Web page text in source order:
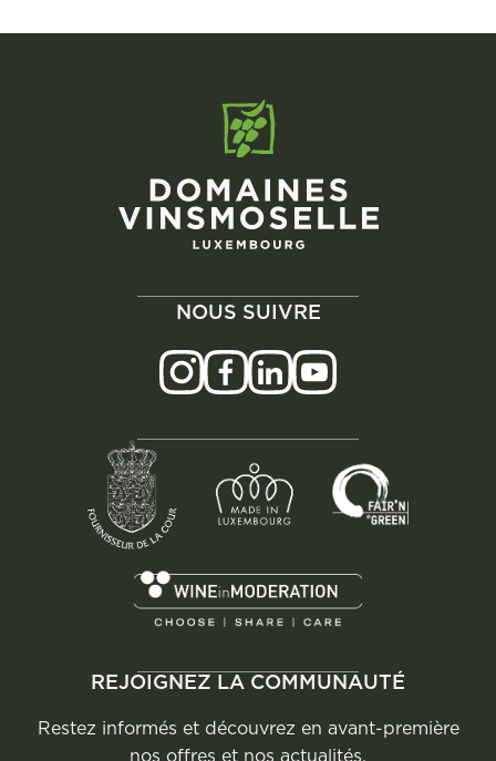
NOUS SUIVRE
REJOIGNEZ LA COMMUNAUTÉ
Restez informés et découvrez en avant-première
nos offres et nos actualités.